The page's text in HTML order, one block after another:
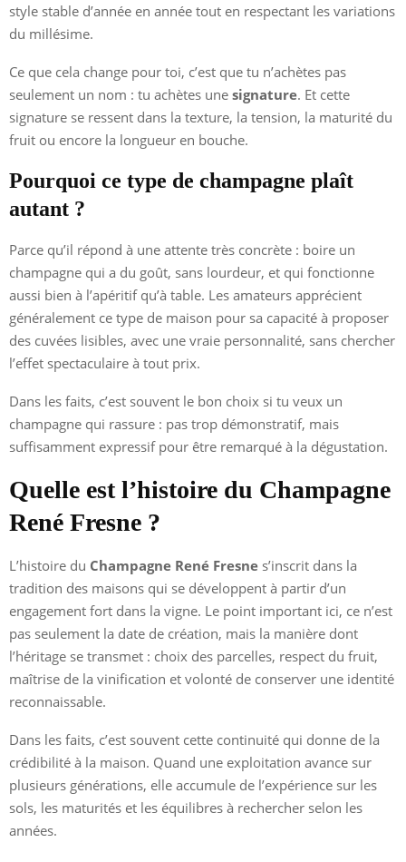
style stable d’année en année tout en respectant les variations
du millésime.
Ce que cela change pour toi, c’est que tu n’achètes pas
seulement un nom : tu achètes une signature. Et cette
signature se ressent dans la texture, la tension, la maturité du
fruit ou encore la longueur en bouche.
Pourquoi ce type de champagne plaît
autant ?
Parce qu’il répond à une attente très concrète : boire un
champagne qui a du goût, sans lourdeur, et qui fonctionne
aussi bien à l’apéritif qu’à table. Les amateurs apprécient
généralement ce type de maison pour sa capacité à proposer
des cuvées lisibles, avec une vraie personnalité, sans chercher
l’effet spectaculaire à tout prix.
Dans les faits, c’est souvent le bon choix si tu veux un
champagne qui rassure : pas trop démonstratif, mais
suffisamment expressif pour être remarqué à la dégustation.
Quelle est l’histoire du Champagne
René Fresne ?
L’histoire du Champagne René Fresne s’inscrit dans la
tradition des maisons qui se développent à partir d’un
engagement fort dans la vigne. Le point important ici, ce n’est
pas seulement la date de création, mais la manière dont
l’héritage se transmet : choix des parcelles, respect du fruit,
maîtrise de la vinification et volonté de conserver une identité
reconnaissable.
Dans les faits, c’est souvent cette continuité qui donne de la
crédibilité à la maison. Quand une exploitation avance sur
plusieurs générations, elle accumule de l’expérience sur les
sols, les maturités et les équilibres à rechercher selon les
années.